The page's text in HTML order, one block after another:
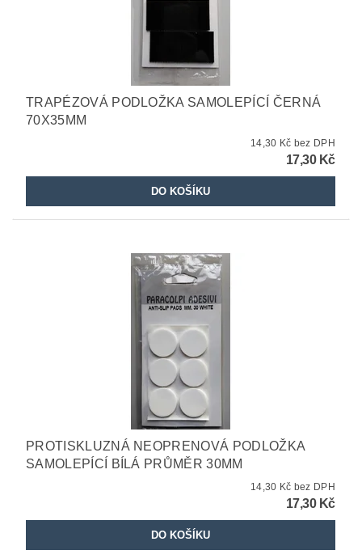
TRAPÉZOVÁ PODLOŽKA SAMOLEPÍCÍ ČERNÁ
70X35MM
14,30 Kč bez DPH
17,30 Kč
PROTISKLUZNÁ NEOPRENOVÁ PODLOŽKA
SAMOLEPÍCÍ BÍLÁ PRŮMĚR 30MM
14,30 Kč bez DPH
17,30 Kč